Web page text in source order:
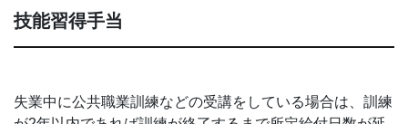
技能習得手当
失業中に公共職業訓練などの受講をしている場合は、訓練